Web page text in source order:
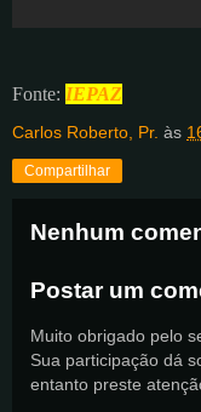
Fonte: IEPAZ
Carlos Roberto, Pr. às
Compartilhar
Nenhum
Postar um
Muito obrigado pelo
Sua participação dá
entanto preste